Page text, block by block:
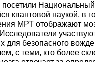
квантовой наукой, в
МРТ отображают
для безопасного
с теми, кто более